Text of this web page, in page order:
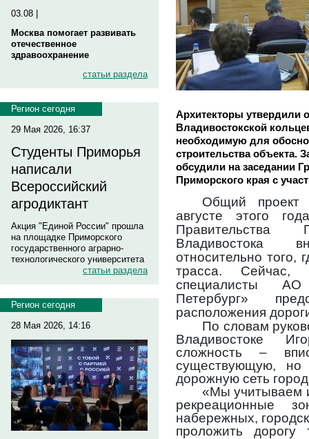
03.08 |
Москва помогает развивать
отечественное
здравоохранение
статьи раздела
Регион сегодня
29 Мая 2026, 16:37
Студенты Приморья
написали
Всероссийский
агродиктант
Акция "Единой России" прошла
на площадке Приморского
государственного аграрно-
технологического университета
статьи раздела
Регион сегодня
28 Мая 2026, 14:16
Архитекторы
Владивостокской
необходимую для
строительства объекта.
обсудили на заседании
Приморского края с
Общий
августе этого
Правительства
Владивостока
относительно того,
трасса. Сейчас,
специалисты АО
Петербург»
расположения
По словам
Владивостоке
сложность –
существующую, но
дорожную сеть
«Мы учитываем
рекреационные
набережных,
проложить